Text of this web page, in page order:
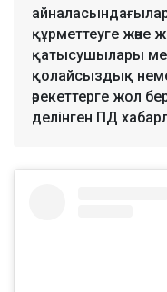
құрметтеуге
қатысушылары
қолайсыздық
әрекеттерге жол
делінген ПД